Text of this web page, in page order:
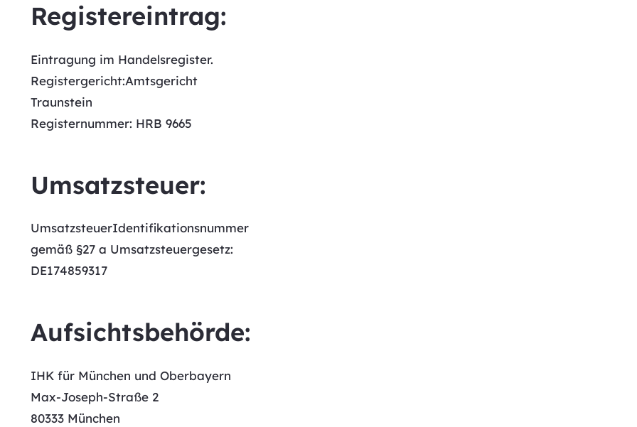
Registereintrag:
Eintragung im Handelsregister.
Registergericht:Amtsgericht
Traunstein
Registernummer: HRB 9665
Umsatzsteuer:
UmsatzsteuerIdentifikationsnummer
gemäß §27 a Umsatzsteuergesetz:
DE174859317
Aufsichtsbehörde:
IHK für München und Oberbayern
Max-Joseph-Straße 2
80333 München